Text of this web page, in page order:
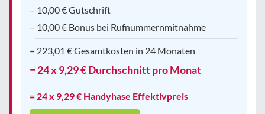
– 10,00 € Gutschrift
– 10,00 € Bonus bei Rufnummernmitnahme
= 223,01 € Gesamtkosten in 24 Monaten
= 24 x 9,29 € Durchschnitt pro Monat
= 24 x 9,29 € Handyhase Effektivpreis